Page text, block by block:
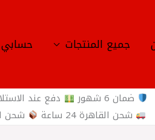
جميع المنتجات حسابي
ضمان 6 شهور
دفع عند
شحن القاهرة 24 ساعة
شحن